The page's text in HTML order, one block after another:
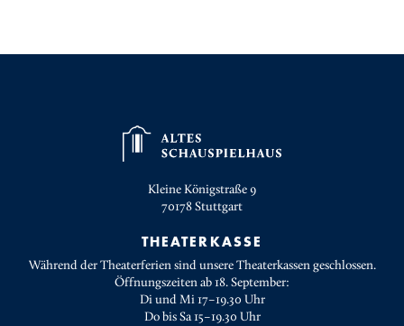
Kleine Königstraße 9
70178Stuttgart
THEATERKASSE
Während der Theaterferien sind unsere Theaterkassen geschlossen.
Öffnungszeiten ab 18. September:
Di und Mi 17–19.30 Uhr
Do bis Sa 15–19.30 Uhr